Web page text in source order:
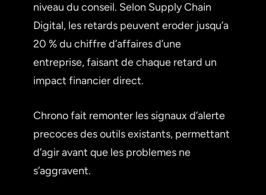
niveau du conseil. Selon Supply Chain
Digital, les retards peuvent eroder jusqu’a
20 % du chiffre d’affaires d’une
entreprise, faisant de chaque retard un
impact financier direct.
Chrono fait remonter les signaux d’alerte
precoces des outils existants, permettant
d’agir avant que les problemes ne
s’aggravent.